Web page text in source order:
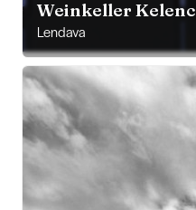
Weinkeller Kelenc
Lendava